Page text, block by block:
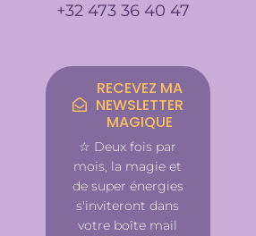
+32 473 36 40 47
RECEVEZ MA
NEWSLETTER
MAGIQUE
☆ Deux fois par
mois, la magie et
de super énergies
s'inviteront dans
votre boîte mail